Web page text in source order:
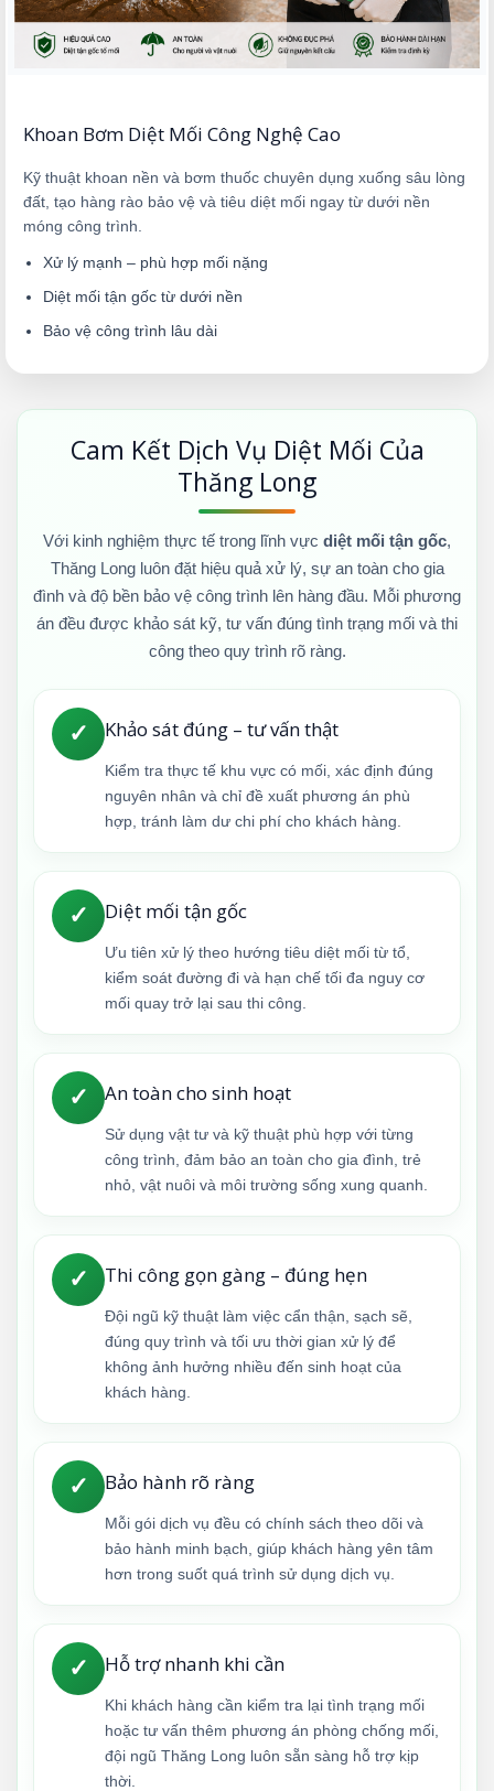
Khoan Bơm Diệt Mối Công Nghệ Cao
Kỹ thuật khoan nền và bơm thuốc chuyên dụng xuống sâu lòng
đất, tạo hàng rào bảo vệ và tiêu diệt mối ngay từ dưới nền
móng công trình.
Xử lý mạnh – phù hợp mối nặng
Diệt mối tận gốc từ dưới nền
Bảo vệ công trình lâu dài
Cam Kết Dịch Vụ Diệt Mối Của
Thăng Long
Với kinh nghiệm thực tế trong lĩnh vực diệt mối tận gốc,
Thăng Long luôn đặt hiệu quả xử lý, sự an toàn cho gia
đình và độ bền bảo vệ công trình lên hàng đầu. Mỗi phương
án đều được khảo sát kỹ, tư vấn đúng tình trạng mối và thi
công theo quy trình rõ ràng.
✓ Khảo sát đúng – tư vấn thật
Kiểm tra thực tế khu vực có mối, xác định đúng
nguyên nhân và chỉ đề xuất phương án phù
hợp, tránh làm dư chi phí cho khách hàng.
✓ Diệt mối tận gốc
Ưu tiên xử lý theo hướng tiêu diệt mối từ tổ,
kiểm soát đường đi và hạn chế tối đa nguy cơ
mối quay trở lại sau thi công.
✓ An toàn cho sinh hoạt
Sử dụng vật tư và kỹ thuật phù hợp với từng
công trình, đảm bảo an toàn cho gia đình, trẻ
nhỏ, vật nuôi và môi trường sống xung quanh.
✓ Thi công gọn gàng – đúng hẹn
Đội ngũ kỹ thuật làm việc cẩn thận, sạch sẽ,
đúng quy trình và tối ưu thời gian xử lý để
không ảnh hưởng nhiều đến sinh hoạt của
khách hàng.
✓ Bảo hành rõ ràng
Mỗi gói dịch vụ đều có chính sách theo dõi và
bảo hành minh bạch, giúp khách hàng yên tâm
hơn trong suốt quá trình sử dụng dịch vụ.
✓ Hỗ trợ nhanh khi cần
Khi khách hàng cần kiểm tra lại tình trạng mối
hoặc tư vấn thêm phương án phòng chống mối,
đội ngũ Thăng Long luôn sẵn sàng hỗ trợ kịp
thời.